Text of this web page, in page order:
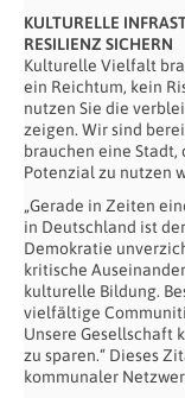
KULTURELLE
RESILIENZ SICHERN
Kulturelle Vielfalt
ein Reichtum, kein
nutzen Sie die
zeigen. Wir sind
brauchen eine Stadt,
Potenzial zu nutzen
„Gerade in Zeiten
in Deutschland ist
Demokratie
kritische
kulturelle Bildung.
vielfältige
Unsere Gesellschaft
zu sparen.“ Dieses
kommunaler